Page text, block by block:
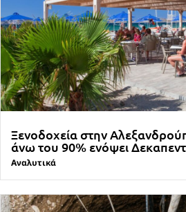
Ξενοδοχεία στην
άνω του 90% ενόψει
Αναλυτικά